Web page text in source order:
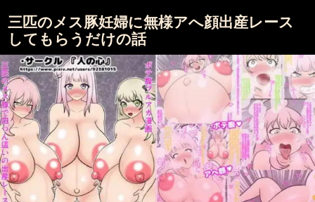
三匹のメス豚妊婦に無様アへ顔出産レース
してもらうだけの話